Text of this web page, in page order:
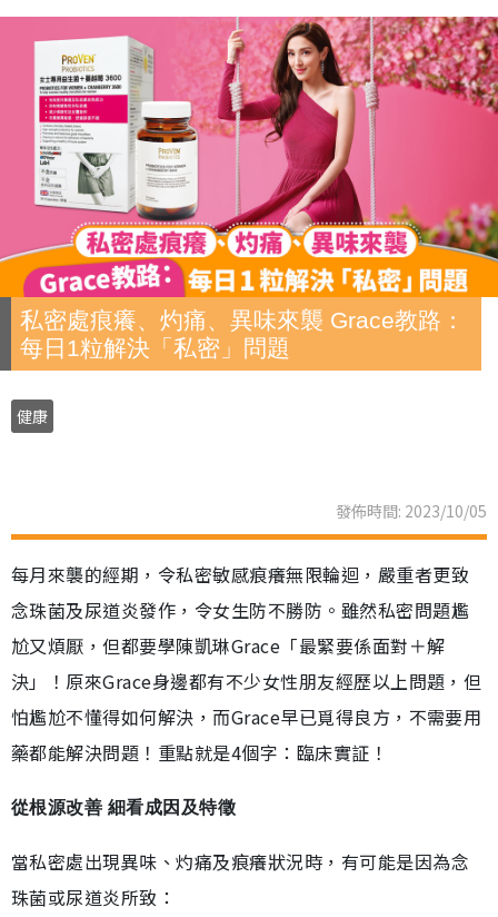
私密處痕癢、灼痛、異味來襲 Grace教路：
每日1粒解決「私密」問題
健康
發佈時間: 2023/10/05
每月來襲的經期，令私密敏感痕癢無限輪迴，嚴重者更致
念珠菌及尿道炎發作，令女生防不勝防。雖然私密問題尷
尬又煩厭，但都要學陳凱琳Grace「最緊要係面對＋解
決」！原來Grace身邊都有不少女性朋友經歷以上問題，但
怕尷尬不懂得如何解決，而Grace早已覓得良方，不需要用
藥都能解決問題！重點就是4個字：臨床實証！
從根源改善 細看成因及特徵
當私密處出現異味、灼痛及痕癢狀況時，有可能是因為念
珠菌或尿道炎所致：